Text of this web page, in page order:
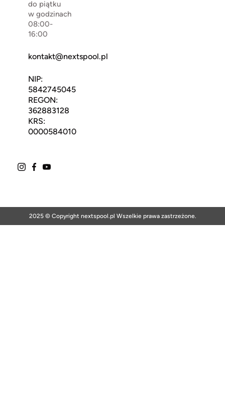
do piątku
w godzinach
08:00-
16:00
kontakt@nextspool.pl
NIP:
5842745045
REGON:
362883128
KRS:
0000584010